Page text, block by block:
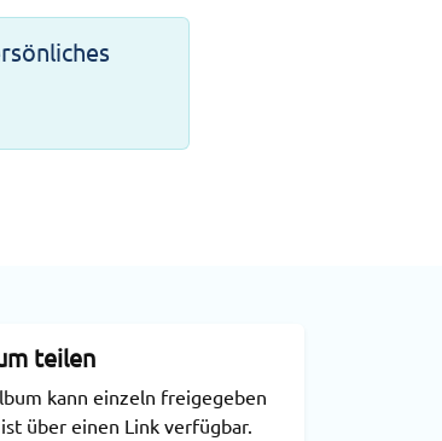
teilen
kann einzeln freigegeben
über einen Link verfügbar.